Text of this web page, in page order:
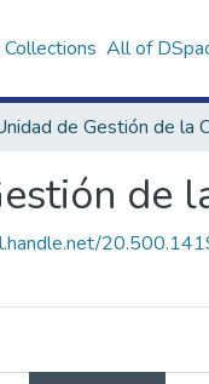
All of
de